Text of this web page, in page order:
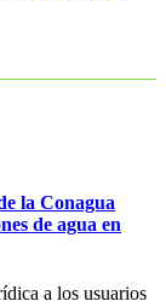
la Conagua
de agua en
a los usuarios